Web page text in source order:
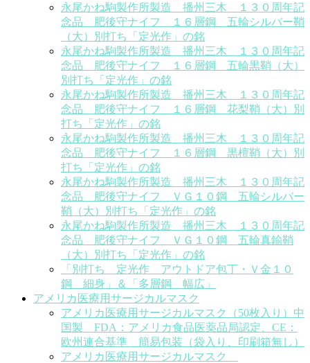
永尾かね駒製作所製造 播州三木 １３０周年記
念品 肥後守ナイフ １６層鋼 五輪シルバー鞘
（大）別打ち「定光作」の銘
永尾かね駒製作所製造 播州三木 １３０周年記
念品 肥後守ナイフ １６層鋼 五輪黒鞘（大）
別打ち「定光作」の銘
永尾かね駒製作所製造 播州三木 １３０周年記
念品 肥後守ナイフ １６層鋼 花梨鞘（大）別
打ち「定光作」の銘
永尾かね駒製作所製造 播州三木 １３０周年記
念品 肥後守ナイフ １６層鋼 黒檀鞘（大）別
打ち「定光作」の銘
永尾かね駒製作所製造 播州三木 １３０周年記
念品 肥後守ナイフ ＶＧ１０鋼 五輪シルバー
鞘（大）別打ち「定光作」の銘
永尾かね駒製作所製造 播州三木 １３０周年記
念品 肥後守ナイフ ＶＧ１０鋼 五輪真鍮鞘
（大）別打ち「定光作」の銘
「別打ち 定光作 アウトドア包丁・Ｖ金１０
鋼 細身」＆「多層鋼 幅広」
アメリカ医療用サージカルマスク
アメリカ医療用サージカルマスク（50枚入り）中
国製 FDA：アメリカ食品医薬品局認定、CE：
欧州連合基準 簡易包装（袋入り、印刷箱無し）
アメリカ医療用サージカルマスク